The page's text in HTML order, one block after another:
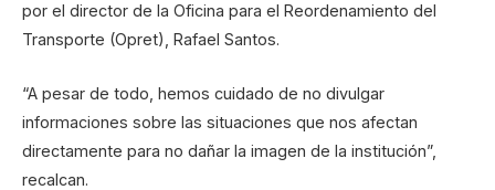
por el director de la Oficina para el Reordenamiento del
Transporte (Opret), Rafael Santos.
“A pesar de todo, hemos cuidado de no divulgar
informaciones sobre las situaciones que nos afectan
directamente para no dañar la imagen de la institución”,
recalcan.